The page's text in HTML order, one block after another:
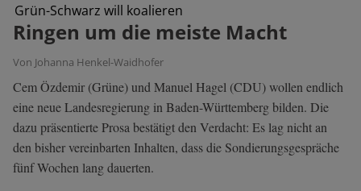
Grün-Schwarz will koalieren
Ringen um die meiste Macht
Von Johanna Henkel-Waidhofer
Cem Özdemir (Grüne) und Manuel Hagel (CDU) wollen endlich
eine neue Landesregierung in Baden-Württemberg bilden. Die
dazu präsentierte Prosa bestätigt den Verdacht: Es lag nicht an
den bisher vereinbarten Inhalten, dass die Sondierungsgespräche
fünf Wochen lang dauerten.